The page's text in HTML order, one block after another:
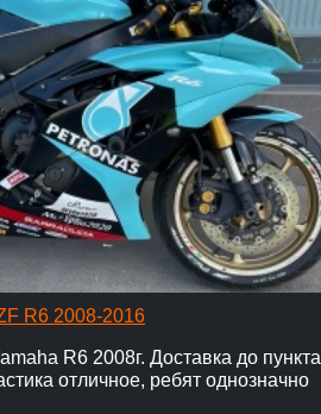
R6 2008-2016
R6 2008г. Доставка до пункта
отличное, ребят однозначно